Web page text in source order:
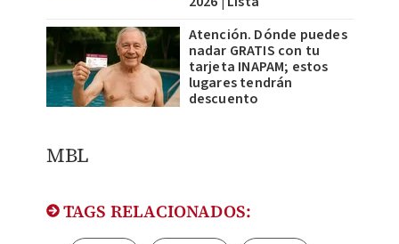
Atención. Dónde puedes
nadar GRATIS con tu
tarjeta INAPAM; estos
lugares tendrán
descuento
MBL
TAGS RELACIONADOS: